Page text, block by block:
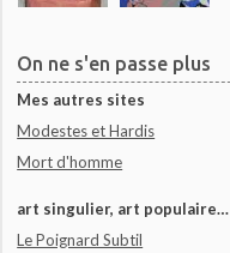
On ne s'en passe plus
Mes autres sites
Modestes et Hardis
Mort d'homme
art singulier, art populaire…
Le Poignard Subtil